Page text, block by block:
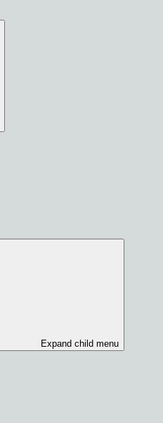
Expand child menu